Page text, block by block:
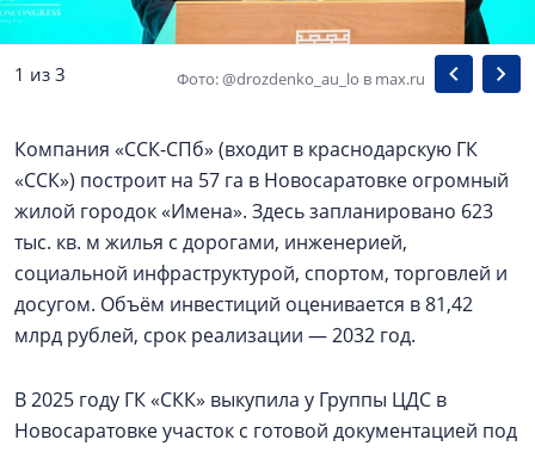
1 из 3 Фото: @drozdenko_au_lo в max.ru
Компания «ССК-СПб» (входит в краснодарскую ГК
«ССК») построит на 57 га в Новосаратовке огромный
жилой городок «Имена». Здесь запланировано 623
тыс. кв. м жилья с дорогами, инженерией,
социальной инфраструктурой, спортом, торговлей и
досугом. Объём инвестиций оценивается в 81,42
млрд рублей, срок реализации — 2032 год.
В 2025 году ГК «СКК» выкупила у Группы ЦДС в
Новосаратовке участок с готовой документацией под